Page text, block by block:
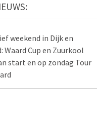
weekend in Dijk en
Waard Cup en Zuurkool
start en op zondag Tour